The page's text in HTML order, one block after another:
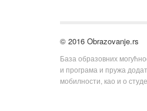
© 2016 Obrazovanje.rs
База образовних
и програма и пружа
мобилности, као и о